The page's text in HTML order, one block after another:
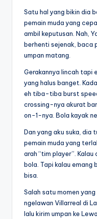
Satu hal yang bikin dia
pemain muda yang
ambil keputusan. Nah,
berhenti sejenak, baca
umpan matang.
Gerakannya lincah tapi
yang halus banget.
eh tiba-tiba burst
crossing-nya akurat
on-1-nya. Bola kayak
Dan yang aku suka, dia
pemain muda yang
arah “tim player”.
bola. Tapi kalau emang
bisa.
Salah satu momen
ngelawan Villarreal di
lalu kirim umpan ke